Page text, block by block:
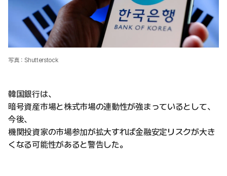
写真：Shutterstock
韓国銀行は、
暗号資産市場と株式市場の連動性が強まっているとして、
今後、
機関投資家の市場参加が拡大すれば金融安定リスクが大き
くなる可能性があると警告した。